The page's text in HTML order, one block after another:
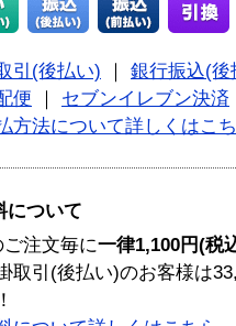
引(後払い)
銀行振込(後
便
セブンイレブン決済
方法について詳しくはこ
について
ご注文毎に一律1,100円(税
取引(後払い)のお客様は